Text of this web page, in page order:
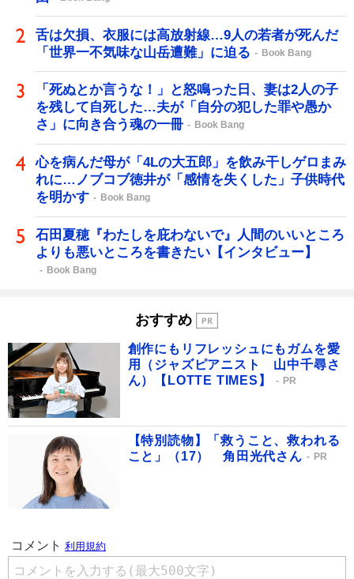
舌は欠損、衣服には高放射線…9人の若者が死んだ
「世界一不気味な山岳遭難」に迫る
Book Bang
「死ぬとか言うな！」と怒鳴った日、妻は2人の子
を残して自死した…夫が「自分の犯した罪や愚か
さ」に向き合う魂の一冊
Book Bang
心を病んだ母が「4Lの大五郎」を飲み干しゲロまみ
れに…ノブコブ徳井が「感情を失くした」子供時代
を明かす
Book Bang
石田夏穂『わたしを庇わないで』人間のいいところ
よりも悪いところを書きたい【インタビュー】
Book Bang
おすすめ
創作にもリフレッシュにもガムを愛
用（ジャズピアニスト 山中千尋さ
ん）【LOTTE TIMES】
PR
【特別読物】「救うこと、救われる
こと」（17） 角田光代さん
PR